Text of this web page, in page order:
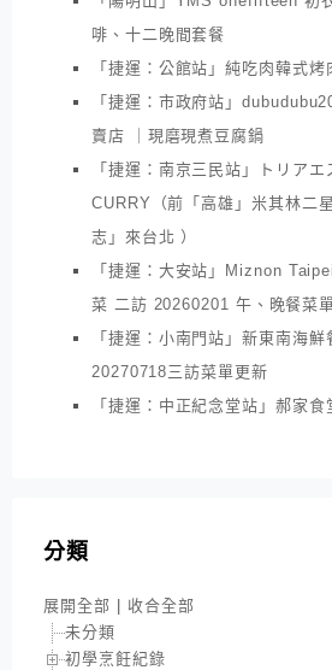
啡、十二晚間套餐
「捷運：公館站」純吃肉韓式烤
「捷運：市政府站」
賣店 ｜現磨現煮豆腐鍋
「捷運：南京三民站」トリア
CURRY（前「高雄」米其林二
志」來台北 ）
「捷運：大安站」Miznon
菜 二訪 20260201 午、晚餐菜
「捷運：小南門站」新東南海
20270718三訪菜單更新
「捷運：中正紀念堂站」郝家
分類
展開全部
收合全部
未分類
初學烹飪紀錄